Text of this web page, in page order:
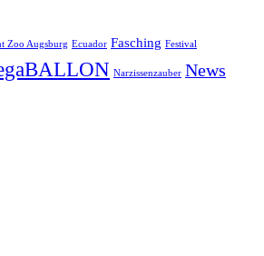
Zoo Augsburg Ecuador Fasching Festival
Narzissenzauber News